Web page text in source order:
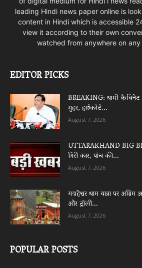
leading Hindi news paper online is
content in Hindi which is accessible
view it according to their own
watched from anywhere on
EDITOR PICKS
BREAKING: धामी
मुहर, हाईकोर्ट...
August 7, 2026
UTTARAKHAND BIG
गिरी कार, पांच की...
August 7, 2026
मद्महेश्वर धाम यात्रा पर
और ट्रॉली...
August 7, 2026
POPULAR POSTS